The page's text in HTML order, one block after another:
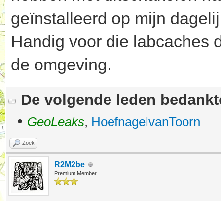
geïnstalleerd op mijn
Handig voor die labcaches
de omgeving.
De volgende leden
• GeoLeaks, HoefnagelvanToorn
Zoek
R2M2be
Premium Member